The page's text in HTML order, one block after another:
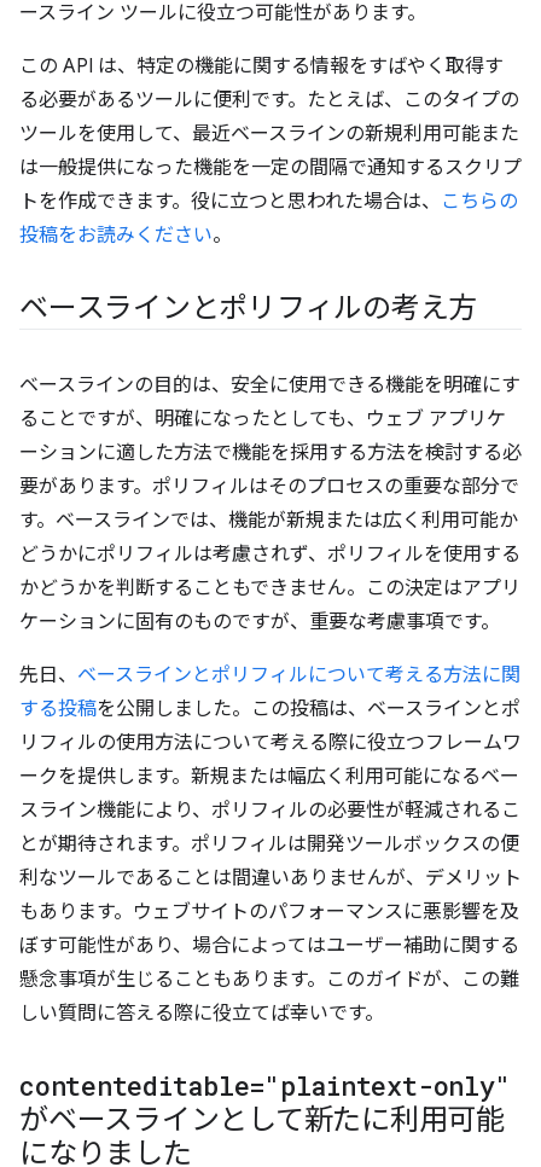
ースライン ツールに役立つ可能性があります。
この API は、特定の機能に関する情報をすばやく取得す
る必要があるツールに便利です。たとえば、このタイプの
ツールを使用して、最近ベースラインの新規利用可能また
は一般提供になった機能を一定の間隔で通知するスクリプ
トを作成できます。役に立つと思われた場合は、 こちらの
投稿をお読みください。
ベースラインとポリフィルの考え方
ベースラインの目的は、安全に使用できる機能を明確にす
ることですが、明確になったとしても、ウェブ アプリケ
ーションに適した方法で機能を採用する方法を検討する必
要があります。ポリフィルはそのプロセスの重要な部分で
す。ベースラインでは、機能が新規または広く利用可能か
どうかにポリフィルは考慮されず、ポリフィルを使用する
かどうかを判断することもできません。この決定はアプリ
ケーションに固有のものですが、重要な考慮事項です。
先日、 ベースラインとポリフィルについて考える方法に関
する投稿を公開しました。この投稿は、ベースラインとポ
リフィルの使用方法について考える際に役立つフレームワ
ークを提供します。新規または幅広く利用可能になるベー
スライン機能により、ポリフィルの必要性が軽減されるこ
とが期待されます。ポリフィルは開発ツールボックスの便
利なツールであることは間違いありませんが、デメリット
もあります。ウェブサイトのパフォーマンスに悪影響を及
ぼす可能性があり、場合によってはユーザー補助に関する
懸念事項が生じることもあります。このガイドが、この難
しい質問に答える際に役立てば幸いです。
contenteditable="plaintext-only"
がベースラインとして新たに利用可能
になりました